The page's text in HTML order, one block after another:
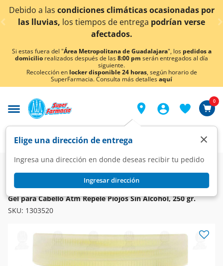
< div class="carousel-inner">
climáticas ocasionadas por
tiempos de entregapodrían verse
¡Ahora
Si estas fuera del "Área Metropolitana de Guadalajara", los pedidos a
domicilio realizados después de las8:00 pm serán entregados al día
siguiente.
Recolección en locker disponible 24 horas, según horario de
SuperFarmacia. Consulta más detallesaquí
Elige una dirección de entrega
Ingresa una dirección en donde deseas recibir tu pedido
Ingresar dirección
×
0
Super Higiene y Belleza
Cuidado del Cabello
Gel, Mousse y Spray
ATM
Gel para Cabello Atm Repele Piojos Sin Alcohol, 250 gr.
SKU: 1303520